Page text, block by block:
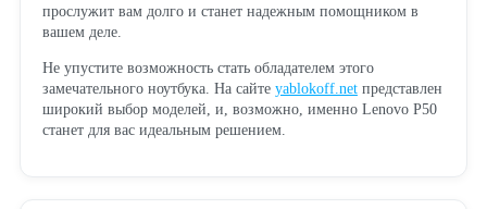
прослужит вам долго и станет надежным помощником в
вашем деле.
Не упустите возможность стать обладателем этого
замечательного ноутбука. На сайте yablokoff.netпредставлен
широкий выбор моделей, и, возможно, именно Lenovo P50
станет для вас идеальным решением.